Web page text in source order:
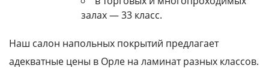
залах — 33 класс.
Наш салон напольных покрытий предлагает
адекватные цены в Орле на ламинат разных классов.